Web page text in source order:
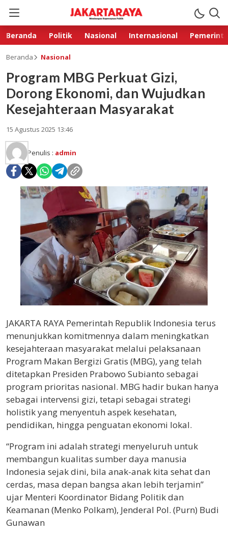
Beranda Politik Nasional Internasional
Beranda Nasional
Program MBG Perkuat Gizi,
Dorong Ekonomi, dan Wujudkan
Kesejahteraan Masyarakat
15 Agustus 2025 13:46
Penulis : admin
JAKARTA RAYA Pemerintah Republik Indonesia terus
menunjukkan komitmennya dalam meningkatkan
kesejahteraan masyarakat melalui pelaksanaan
Program Makan Bergizi Gratis (MBG), yang telah
ditetapkan Presiden Prabowo Subianto sebagai
program prioritas nasional. MBG hadir bukan hanya
sebagai intervensi gizi, tetapi sebagai strategi
holistik yang menyentuh aspek kesehatan,
pendidikan, hingga penguatan ekonomi lokal.
“Program ini adalah strategi menyeluruh untuk
membangun kualitas sumber daya manusia
Indonesia sejak dini, bila anak-anak kita sehat dan
cerdas, masa depan bangsa akan lebih terjamin”
ujar Menteri Koordinator Bidang Politik dan
Keamanan (Menko Polkam), Jenderal Pol. (Purn) Budi
Gunawan